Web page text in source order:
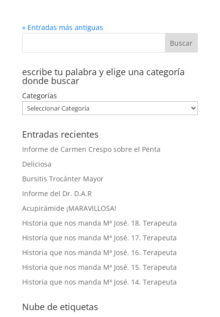
« Entradas más antiguas
escribe tu palabra y elige una categoría
donde buscar
Categorías
Entradas recientes
Informe de Carmen Crespo sobre el Penta
Deliciosa
Bursitis Trocánter Mayor
Informe del Dr. D.A.R
Acupirámide ¡MARAVILLOSA!
Historia que nos manda Mª José. 18. Terapeuta
Historia que nos manda Mª José. 17. Terapeuta
Historia que nos manda Mª José. 16. Terapeuta
Historia que nos manda Mª José. 15. Terapeuta
Historia que nos manda Mª José. 14. Terapeuta
Nube de etiquetas